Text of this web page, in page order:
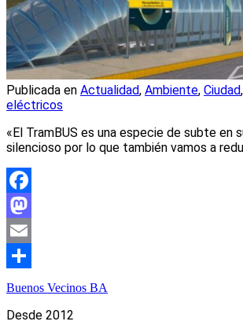
Publicada en Actualidad, Ambiente, Ciudad,
eléctricos
«El TramBUS es una especie de subte
silencioso por lo que también vamos a
Facebook
Mastodon
Email
Compartir
Buenos Vecinos BA
Desde 2012